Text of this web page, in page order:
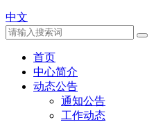
中文
首页
中心简介
动态公告
通知公告
工作动态